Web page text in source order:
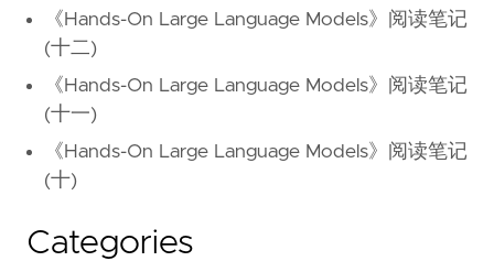
《Hands-On Large Language Models》阅读笔记
(十二)
《Hands-On Large Language Models》阅读笔记
(十一)
《Hands-On Large Language Models》阅读笔记
(十)
Categories